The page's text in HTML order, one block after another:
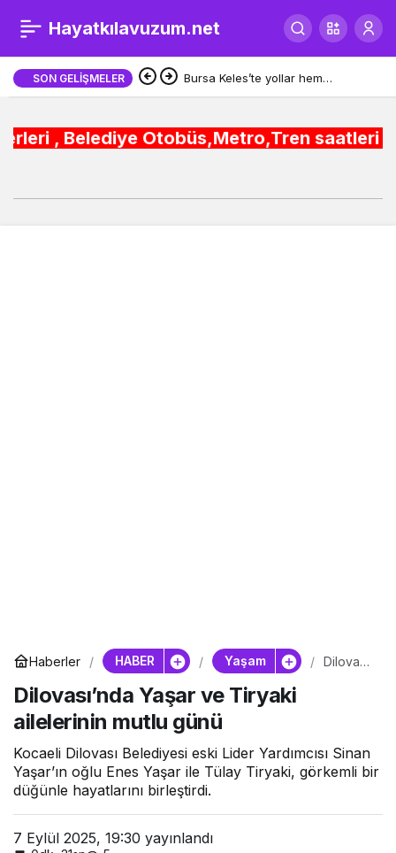
Hayatkılavuzum.net
SON GELIŞMELER Bursa Keles’te yollar hem
, Belediye Otobüs,Metro,Tren
Haberler HABER Yaşam
Dilovası’
günü
Dilovası’nda Yaşar ve Tiryaki
ailelerinin mutlu günü
Kocaeli Dilovası Belediyesi eski Lider Yardımcısı Sinan
Yaşar’ın oğlu Enes Yaşar ile Tülay Tiryaki, görkemli bir
düğünle hayatlarını birleştirdi.
7 Eylül 2025, 19:30 yayınlandı
Dilovası’nda Yaşar ve
Tiryaki ailelerinin mutlu
0